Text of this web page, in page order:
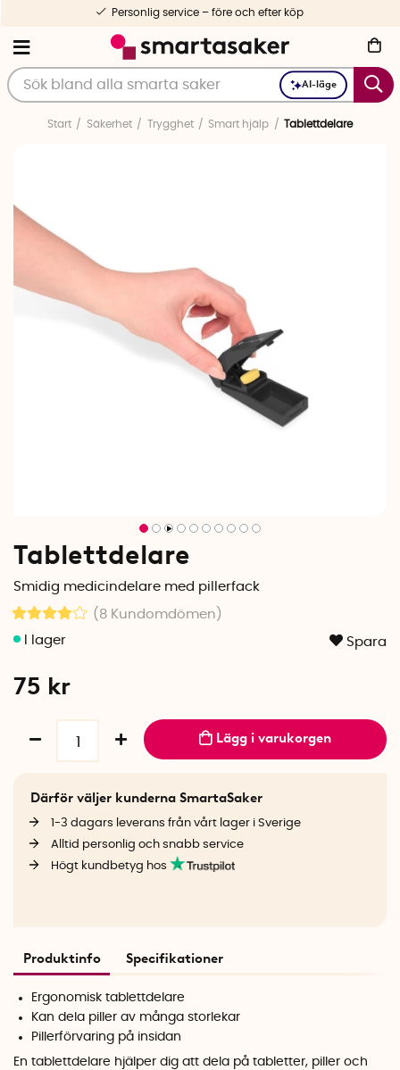
AI-läge
Personlig service – före och efter köp
Start Säkerhet Trygghet Smart hjälp Tablettdelare
Tablettdelare
Smidig medicindelare med pillerfack
(8 Kundomdömen )
Spara
75 kr
Lägg i varukorgen
Därför väljer kunderna SmartaSaker
1-3 dagars leverans från vårt lager i Sverige
Alltid personlig och snabb service
Högt kundbetyg hos
Produktinfo Specifikationer
Ergonomisk tablettdelare
Kan dela piller av många storlekar
Pillerförvaring på insidan
En tablettdelare hjälper dig att dela på tabletter, piller och